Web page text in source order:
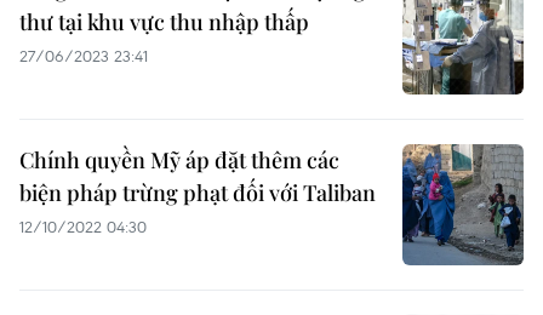
thư tại khu vực thu nhập thấp
27/06/2023 23:41
Chính quyền Mỹ áp đặt thêm các
biện pháp trừng phạt đối với Taliban
12/10/2022 04:30